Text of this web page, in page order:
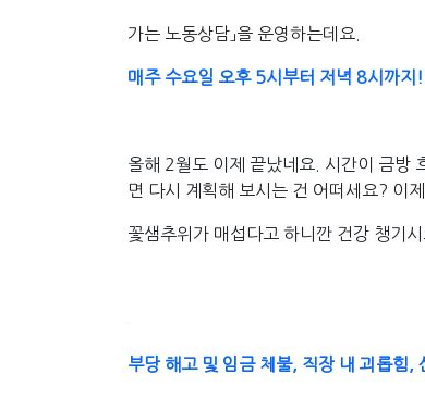
가는 노동상담」을 운영하는데요.
매주 수요일 오후 5시부터 저녁 8시까지!
올해 2월도 이제 끝났네요. 시간이 금방
면 다시 계획해 보시는 건 어떠세요? 이
꽃샘추위가 매섭다고 하니깐 건강 챙기
부당 해고 및 임금 체불, 직장 내 괴롭힘,